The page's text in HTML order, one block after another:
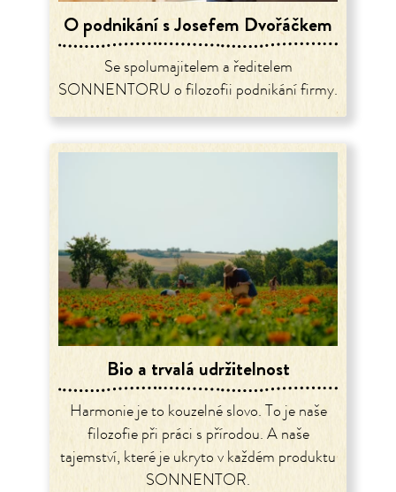
O podnikání s Josefem Dvořáčkem
Se spolumajitelem a ředitelem
SONNENTORU o filozofii podnikání firmy.
Bio a trvalá udržitelnost
Harmonie je to kouzelné slovo. To je naše
filozofie při práci s přírodou. A naše
tajemství, které je ukryto v každém produktu
SONNENTOR.